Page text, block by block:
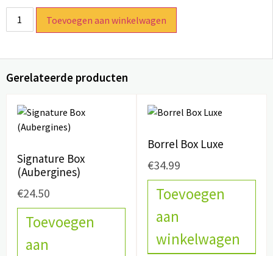
Toevoegen aan winkelwagen
Gerelateerde producten
Signature Box
(Aubergines)
€24.50
Toevoegen
aan
Borrel Box Luxe
€34.99
Toevoegen
aan
winkelwagen